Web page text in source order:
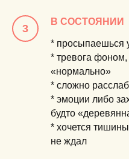
В СОСТОЯНИИ
* просыпаешься
* тревога фоном,
«нормально»
* сложно
* эмоции либо
будто
* хочется
не ждал